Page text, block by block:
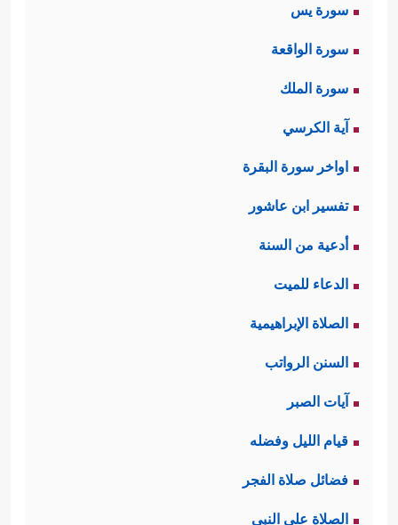
سورة يس
سورة الواقعة
سورة الملك
آية الكرسي
اواخر سورة البقرة
تفسير ابن عاشور
أدعية من السنة
الدعاء للميت
الصلاة الإبراهيمية
السنن الرواتب
آيات الصبر
قيام الليل وفضله
فضائل صلاة الفجر
الصلاة على النبي